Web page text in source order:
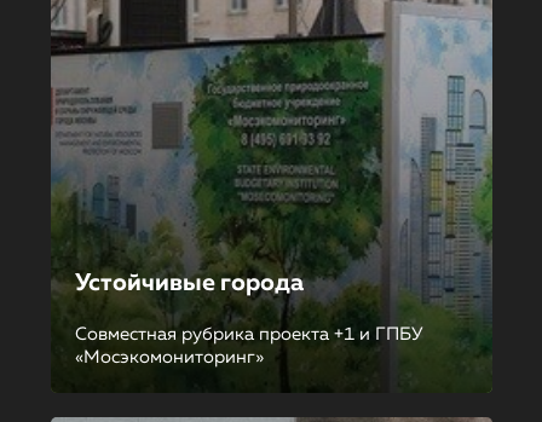
Устойчивые города
Совместная рубрика проекта +1 и ГПБУ
«Мосэкомониторинг»